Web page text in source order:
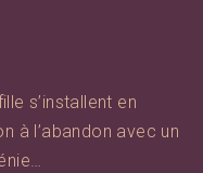
s’installent en
à l’abandon avec un